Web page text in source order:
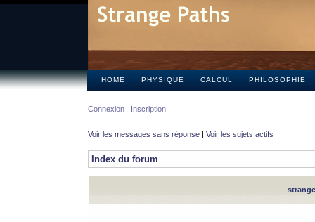
HOME PHYSIQUE CALCUL PHILOSOPHIE
Connexion Inscription
Voir les messages sans réponse | Voir les sujets actifs
Index du forum